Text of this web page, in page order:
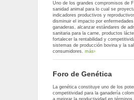
Uno de los grandes compromisos de
sanidad animal para lo cual se
indicadores productivos y
disminuir el impacto por
ganaderas, alcanzar estándares de
sanitaria para la carne, productos
fortalecer la rentabilidad y
sistemas de producción bovina y la
consumidores. más›
Foro de Genética
La genética constituye uno de los
competitividad para la ganadería